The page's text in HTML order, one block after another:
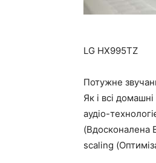
LG HX995TZ
Потужне
Як і всі
аудіо-
(Вдосконалена
scaling